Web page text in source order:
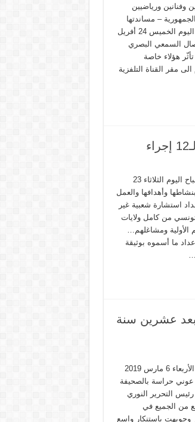
ورياضيين
– مساندتها
وتعاطفها الكبير مع قناة نسمة اليوم الخميس 24 أفريل
للاتصال السمعي البصري
هؤلاء خاصة
مقر القناة التلفزية
نظمت جمعية عيش تونسي صباح اليوم الثلاثاء 23
وأهدافها والعمل
استشارة شعبية غير
من كامل ولايات
الأولية ومشاغلهم…
ما أسموه بوثيقة
…
بعد عشرين سنة
شهدت جريدة ”الشروق” اليوم الأربعاء 6 مارس 2019
عوني حراسة بالصحيفة
رئيس التحرير النوري
من الجميع في
وجوبهت باستنكار واسع